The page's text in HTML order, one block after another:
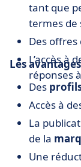
tant que
termes de
Des offres
L’accès à
réponses
Les
Des
Accès à
La
de la
Une